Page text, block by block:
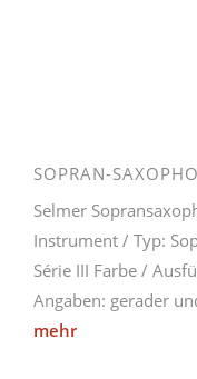
SOPRAN-
Selmer
Instrument / Typ:
Série III Farbe /
Angaben: gerader
mehr